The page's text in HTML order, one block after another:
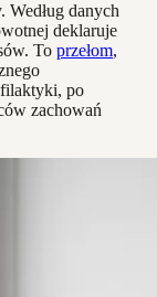
danych
deklaruje
To przełom,
po
zachowań